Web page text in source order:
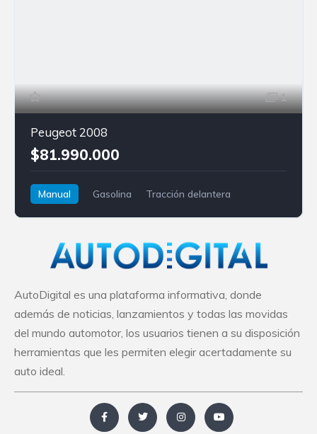
1
Peugeot 2008
$81.990.000
Manual Gasolina
Tracción delantera
AutoDigital es una plataforma informativa, donde
además de noticias, lanzamientos y todas las movidas
del mundo automotor, los usuarios tienen a su disposición
herramientas que les permiten elegir acertadamente su
auto ideal.